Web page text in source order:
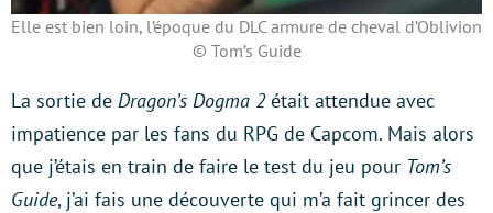
Elle est bien loin, l’époque du DLC armure de cheval d’Oblivion
© Tom’s Guide
La sortie de Dragon’s Dogma 2était attendue avec
impatience par les fans du RPG de Capcom. Mais alors
que j’étais en train de faire le test du jeu pour Tom’s
Guide, j’ai fais une découverte qui m’a fait grincer des